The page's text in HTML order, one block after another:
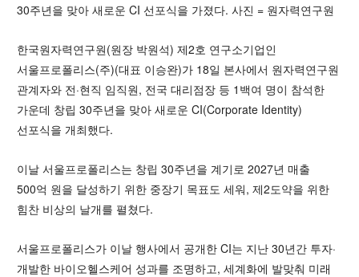
30주년을 맞아 새로운 CI 선포식을 가졌다. 사진 = 원자력연구원
한국원자력연구원(원장 박원석) 제2호 연구소기업인
서울프로폴리스(주)(대표 이승완)가 18일 본사에서 원자력연구원
관계자와 전·현직 임직원, 전국 대리점장 등 1백여 명이 참석한
가운데 창립 30주년을 맞아 새로운 CI(Corporate Identity)
선포식을 개최했다.
이날 서울프로폴리스는 창립 30주년을 계기로 2027년 매출
500억 원을 달성하기 위한 중장기 목표도 세워, 제2도약을 위한
힘찬 비상의 날개를 펼쳤다.
서울프로폴리스가 이날 행사에서 공개한 CI는 지난 30년간 투자·
개발한 바이오헬스케어 성과를 조명하고, 세계화에 발맞춰 미래